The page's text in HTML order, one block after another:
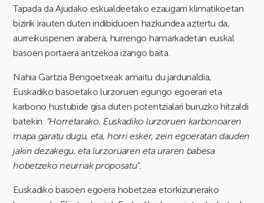
Tapada da Ajudako eskualdeetako ezaugarri klimatikoetan
bizirik irauten duten indibiduoen hazkundea aztertu da,
aurreikuspenen arabera, hurrengo hamarkadetan euskal
basoen portaera antzekoa izango baita.
Nahia Gartzia Bengoetxeak amaitu du jardunaldia,
Euskadiko basoetako lurzoruen egungo egoerari eta
karbono hustubide gisa duten potentzialari buruzko hitzaldi
batekin. “Horretarako, Euskadiko lurzoruen karbonoaren
mapa garatu dugu, eta, horri esker, zein egoeratan dauden
jakin dezakegu, eta lurzoruaren eta uraren babesa
hobetzeko neurriak proposatu”.
Euskadiko basoen egoera hobetzea etorkizunerako